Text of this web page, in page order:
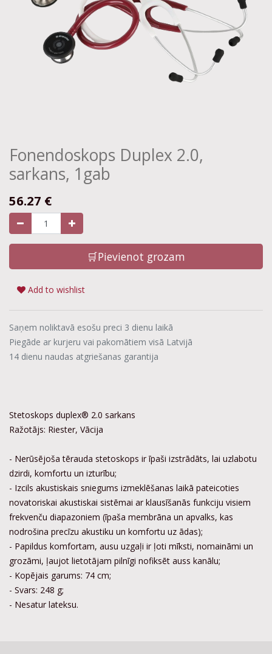
Fonendoskops Duplex 2.0,
sarkans, 1gab
56.27 €
🛒Pievienot grozam
Add to wishlist
Saņem noliktavā esošu preci 3 dienu laikā
Piegāde ar kurjeru vai pakomātiem visā Latvijā
14 dienu naudas atgriešanas garantija
Stetoskops duplex® 2.0 sarkans
Ražotājs: Riester, Vācija
- Nerūsējoša tērauda stetoskops ir īpaši izstrādāts, lai uzlabotu
dzirdi, komfortu un izturību;
- Izcils akustiskais sniegums izmeklēšanas laikā pateicoties
novatoriskai akustiskai sistēmai ar klausīšanās funkciju visiem
frekvenču diapazoniem (īpaša membrāna un apvalks, kas
nodrošina precīzu akustiku un komfortu uz ādas);
- Papildus komfortam, ausu uzgaļi ir ļoti mīksti, nomaināmi un
grozāmi, ļaujot lietotājam pilnīgi nofiksēt auss kanālu;
- Kopējais garums: 74 cm;
- Svars: 248 g;
- Nesatur lateksu.